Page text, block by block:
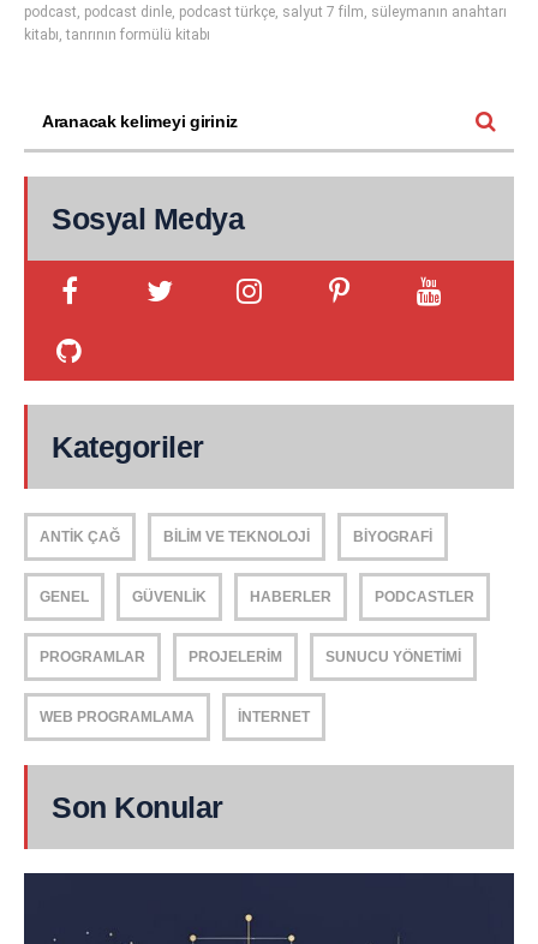
podcast, podcast dinle, podcast türkçe, salyut 7 film, süleymanın anahtarı
kitabı,tanrının formülü kitabı
Sosyal Medya
Kategoriler
ANTIK ÇAĞ BILIM VE TEKNOLOJI BIYOGRAFI
GENEL GÜVENLIK HABERLER PODCASTLER
PROGRAMLAR PROJELERIM SUNUCU YÖNETIMI
WEB PROGRAMLAMA İNTERNET
Son Konular